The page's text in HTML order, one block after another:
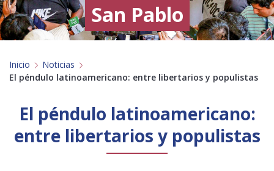
Admisión
Carreras
Postgrado
Investigación
Servicio y proyección a la sociedad
San Pablo
Inicio
Noticias
El péndulo latinoamericano: entre libertarios y populistas
El péndulo latinoamericano:
entre libertarios y populistas